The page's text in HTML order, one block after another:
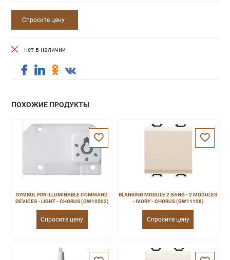
Спросите цену
нет в наличии
ПОХОЖИЕ ПРОДУКТЫ
SYMBOL FOR ILLUMINABLE COMMAND
DEVICES - LIGHT - CHORUS (GW10502)
Спросите цену
BLANKING MODULE 2 GANG - 2 MODULES
- IVORY - CHORUS (GW11198)
Спросите цену